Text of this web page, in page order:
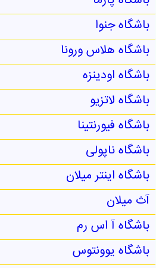
باشگاه جنوا
باشگاه هلاس ورونا
باشگاه اودینزه
باشگاه لاتزیو
باشگاه فیورنتینا
باشگاه ناپولی
باشگاه اینتر میلان
آث میلان
باشگاه آ اس رم
باشگاه یوونتوس